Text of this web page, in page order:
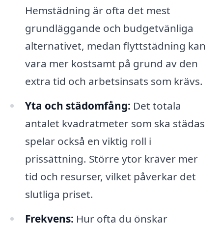
Hemstädning är ofta det mest
grundläggande och budgetvänliga
alternativet, medan flyttstädning kan
vara mer kostsamt på grund av den
extra tid och arbetsinsats som krävs.
Yta och städomfång: Det totala
antalet kvadratmeter som ska städas
spelar också en viktig roll i
prissättning. Större ytor kräver mer
tid och resurser, vilket påverkar det
slutliga priset.
Frekvens: Hur ofta du önskar